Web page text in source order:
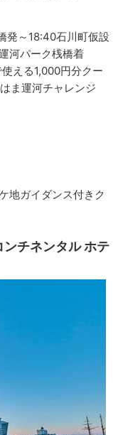
発～18:40石川町仮設
河パーク桟橋着
える1,000円分クー
ま運河チャレンジ
地ガイダンス付きク
チネンタル ホテ